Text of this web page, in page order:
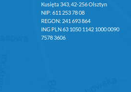
Kusięta 343, 42-256 Olsztyn
NIP: 611 253 78 08
REGON: 241 693 864
ING PLN 63 1050 1142 1000 0090
7578 3606